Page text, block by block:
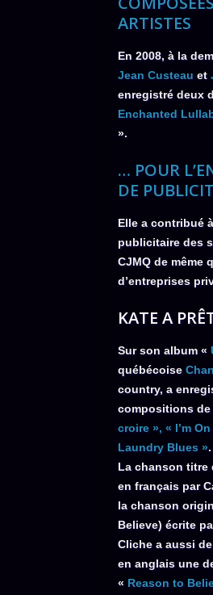
ARTISTES
En 2008, à la
Jean Custeau et
enregistré deux
Enchanted
».
… POUR
DE
Elle a contribué
publicitaire des
CJMQ de même
d’entreprises
KATE A
Sur son album «
québécoise
country, a
compositions
croire », « I’m
Laundry Blues ».
La chanson titre
en français par
la chanson
Believe) écrite
Cliche a aussi
en anglais une
« Reason to